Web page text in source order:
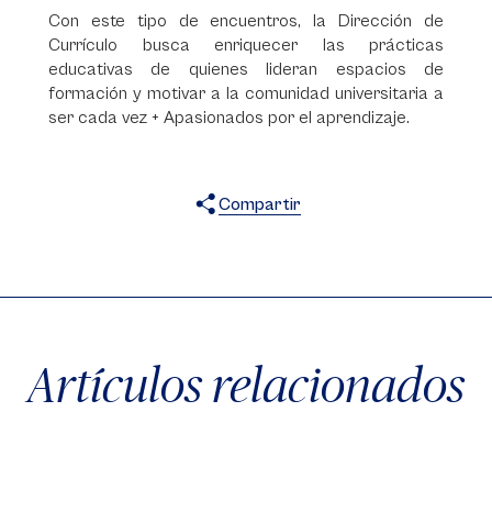
Con este tipo de encuentros, la Dirección de
Currículo busca enriquecer las prácticas
educativas de quienes lideran espacios de
formación y motivar a la comunidad universitaria a
ser cada vez + Apasionados por el aprendizaje.
Compartir
Artículos relacionados